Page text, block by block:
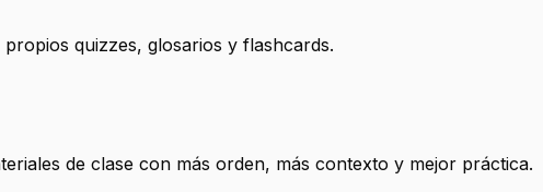
quizzes, glosarios y flashcards.
de clase con más orden, más contexto y mejor práctica.